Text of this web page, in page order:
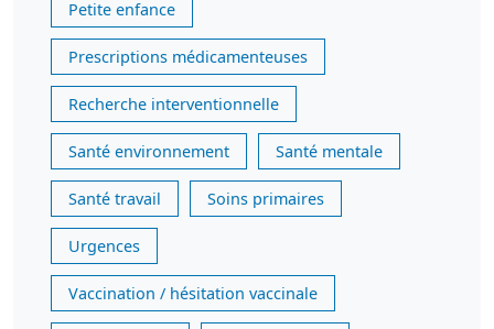
Petite enfance
Prescriptions médicamenteuses
Recherche interventionnelle
Santé environnement Santé mentale
Santé travail Soins primaires
Urgences
Vaccination / hésitation vaccinale